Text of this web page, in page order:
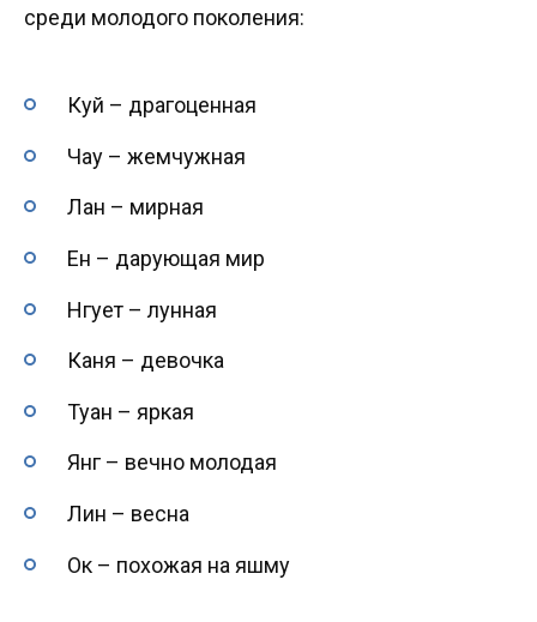
среди молодого поколения:
Куй – драгоценная
Чау – жемчужная
Лан – мирная
Ен – дарующая мир
Нгует – лунная
Каня – девочка
Туан – яркая
Янг – вечно молодая
Лин – весна
Ок – похожая на яшму